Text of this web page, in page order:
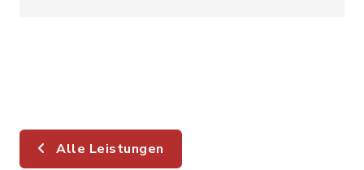
Alle Leistungen